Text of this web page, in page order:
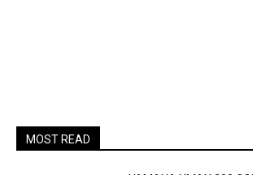
MOST READ